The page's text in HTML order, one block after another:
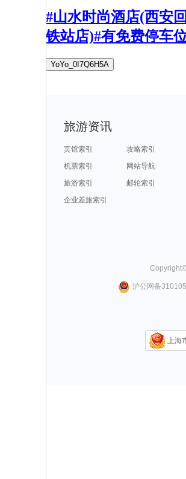
#山水时尚酒店(西安
铁站店)#有免费停车
YoYo_0I7Q6H5A
旅游资讯
宾馆索引
攻略索引
机票索引
网站导航
旅游索引
邮轮索引
企业差旅索引
沪公网备
上海